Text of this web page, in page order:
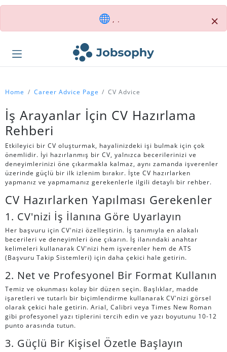
, . ×
Home Career Advice Page CV Advice
İş Arayanlar İçin CV Hazırlama
Rehberi
Etkileyici bir CV oluşturmak, hayalinizdeki işi bulmak için çok
önemlidir. İyi hazırlanmış bir CV, yalnızca becerilerinizi ve
deneyimlerinizi öne çıkarmakla kalmaz, aynı zamanda işverenler
üzerinde güçlü bir ilk izlenim bırakır. İşte CV hazırlarken
yapmanız ve yapmamanız gerekenlerle ilgili detaylı bir rehber.
CV Hazırlarken Yapılması Gerekenler
1. CV'nizi İş İlanına Göre Uyarlayın
Her başvuru için CV'nizi özelleştirin. İş tanımıyla en alakalı
becerileri ve deneyimleri öne çıkarın. İş ilanındaki anahtar
kelimeleri kullanarak CV'nizi hem işverenler hem de ATS
(Başvuru Takip Sistemleri) için daha çekici hale getirin.
2. Net ve Profesyonel Bir Format Kullanın
Temiz ve okunması kolay bir düzen seçin. Başlıklar, madde
işaretleri ve tutarlı bir biçimlendirme kullanarak CV'nizi görsel
olarak çekici hale getirin. Arial, Calibri veya Times New Roman
gibi profesyonel yazı tiplerini tercih edin ve yazı boyutunu 10-12
punto arasında tutun.
3. Güçlü Bir Kişisel Özetle Başlayın